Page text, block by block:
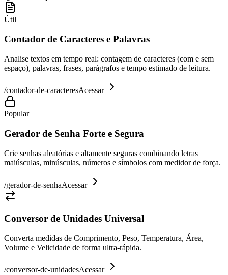
Útil
Contador de Caracteres e Palavras
Analise textos em tempo real: contagem de caracteres (com e sem
espaço), palavras, frases, parágrafos e tempo estimado de leitura.
/contador-de-caracteresAcessar
Popular
Gerador de Senha Forte e Segura
Crie senhas aleatórias e altamente seguras combinando letras
maiúsculas, minúsculas, números e símbolos com medidor de força.
/gerador-de-senhaAcessar
Conversor de Unidades Universal
Converta medidas de Comprimento, Peso, Temperatura, Área,
Volume e Velicidade de forma ultra-rápida.
/conversor-de-unidadesAcessar